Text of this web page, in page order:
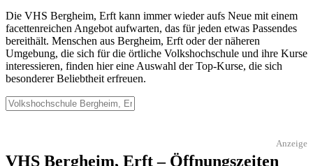
Die VHS Bergheim, Erft kann immer wieder aufs Neue mit einem
facettenreichen Angebot aufwarten, das für jeden etwas Passendes
bereithält. Menschen aus Bergheim, Erft oder der näheren
Umgebung, die sich für die örtliche Volkshochschule und ihre Kurse
interessieren, finden hier eine Auswahl der Top-Kurse, die sich
besonderer Beliebtheit erfreuen.
Anzeige
VHS Bergheim, Erft – Öffnungszeiten